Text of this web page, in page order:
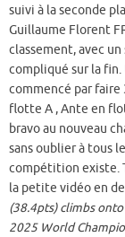
suivi à la seconde
Guillaume Florent
classement, avec
compliqué sur la
commencé par
flotte A , Ante en
bravo au nouveau
sans oublier à tous
compétition existe.
la petite vidéo en
(38.4pts) climbs
2025 World